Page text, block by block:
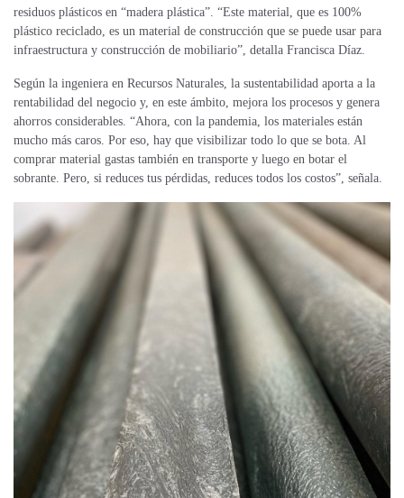
residuos plásticos en “madera plástica”. “Este material, que es 100%
plástico reciclado, es un material de construcción que se puede usar para
infraestructura y construcción de mobiliario”, detalla Francisca Díaz.
Según la ingeniera en Recursos Naturales, la sustentabilidad aporta a la
rentabilidad del negocio y, en este ámbito, mejora los procesos y genera
ahorros considerables. “Ahora, con la pandemia, los materiales están
mucho más caros. Por eso, hay que visibilizar todo lo que se bota. Al
comprar material gastas también en transporte y luego en botar el
sobrante. Pero, si reduces tus pérdidas, reduces todos los costos”, señala.